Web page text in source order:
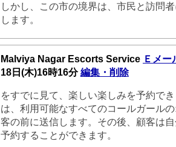
しかし、この市の境界は、市民と訪問
します。
Malviya Nagar Escorts Service Ｅメー
18日(木)16時16分編集・削除
をすでに見て、楽しい楽しみを予約で
は、利用可能なすべてのコールガール
客の前に送信します。その後、顧客は
予約することができます。